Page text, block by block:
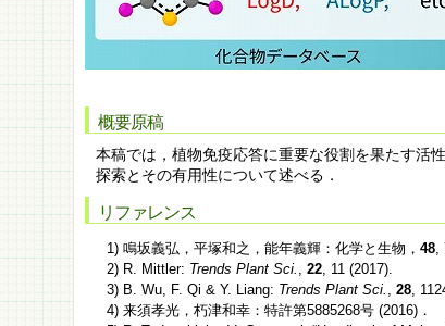
概要原稿
本稿では，植物免疫応答に重要な役割を果たす活
探索とその有用性について述べる．
リファレンス
1) 鳴坂義弘，平塚和之，能年義輝：化学と生物，48
2) R. Mittler: Trends Plant Sci. ,22 , 11 (2017).
3) B. Wu, F. Qi & Y. Liang: Trends Plant Sci. ,28 ,
4) 来須孝光，朽津和幸：特許第5885268号 (2016)．